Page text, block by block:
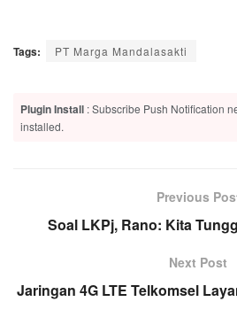
Tags: PT Marga Mandalasakti
Plugin Install : Subscribe Push Notification
installed.
Previous
Soal LKPj, Rano: Kita
Next Post
Jaringan 4G LTE Telkomsel